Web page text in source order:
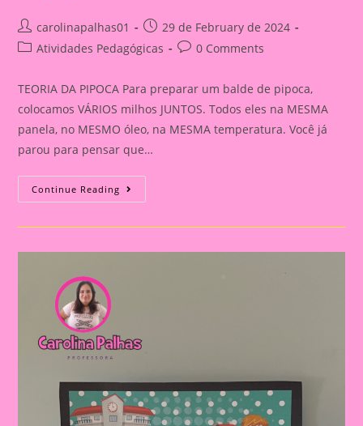
Post
author:
carolinapalhas01
Post
published:
29 de February de 2024
PostAtividades Pedagógicas
Post0 Comments
TEORIA DA PIPOCA Para preparar um balde de pipoca,
colocamos VÁRIOS milhos JUNTOS. Todos eles na MESMA
panela, no MESMO óleo, na MESMA temperatura. Você já
parou para pensar que…
Continue Reading Mensagem
Reunião
Pais|Teoria